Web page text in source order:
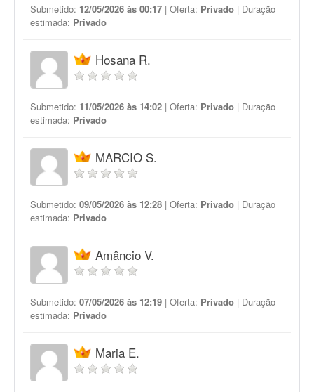
Submetido: 12/05/2026 às 00:17 | Oferta: Privado | Duração
estimada: Privado
Hosana R.
Submetido: 11/05/2026 às 14:02 | Oferta: Privado | Duração
estimada: Privado
MARCIO S.
Submetido: 09/05/2026 às 12:28 | Oferta: Privado | Duração
estimada: Privado
Amâncio V.
Submetido: 07/05/2026 às 12:19 | Oferta: Privado | Duração
estimada: Privado
Maria E.